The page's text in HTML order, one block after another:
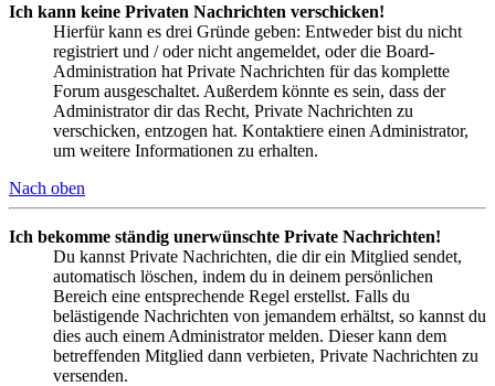
Ich kann keine Privaten Nachrichten verschicken!
Hierfür kann es drei Gründe geben: Entweder bist du nicht
registriert und / oder nicht angemeldet, oder die Board-
Administration hat Private Nachrichten für das komplette
Forum ausgeschaltet. Außerdem könnte es sein, dass der
Administrator dir das Recht, Private Nachrichten zu
verschicken, entzogen hat. Kontaktiere einen Administrator,
um weitere Informationen zu erhalten.
Nach oben
Ich bekomme ständig unerwünschte Private Nachrichten!
Du kannst Private Nachrichten, die dir ein Mitglied sendet,
automatisch löschen, indem du in deinem persönlichen
Bereich eine entsprechende Regel erstellst. Falls du
belästigende Nachrichten von jemandem erhältst, so kannst du
dies auch einem Administrator melden. Dieser kann dem
betreffenden Mitglied dann verbieten, Private Nachrichten zu
versenden.